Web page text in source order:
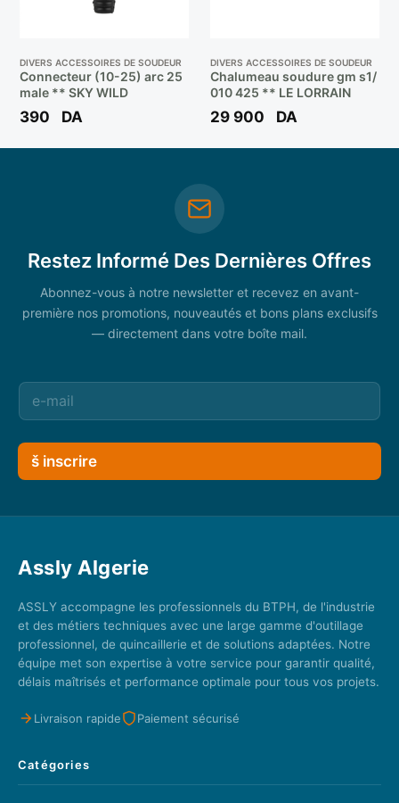
DIVERS ACCESSOIRES DE SOUDEUR
Connecteur (10-25) arc 25
male ** SKY WILD
390 DA
DIVERS ACCESSOIRES DE SOUDEUR
Chalumeau soudure gm s1/
010 425 ** LE LORRAIN
29 900 DA
Restez Informé Des Dernières Offres
Abonnez-vous à notre newsletter et recevez en avant-
première nos promotions, nouveautés et bons plans exclusifs
— directement dans votre boîte mail.
š inscrire
Assly Algerie
ASSLY accompagne les professionnels du BTPH, de l'industrie
et des métiers techniques avec une large gamme d'outillage
professionnel, de quincaillerie et de solutions adaptées. Notre
équipe met son expertise à votre service pour garantir qualité,
délais maîtrisés et performance optimale pour tous vos projets.
Livraison rapide Paiement sécurisé
Catégories